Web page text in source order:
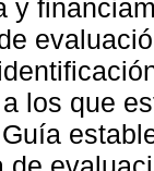
y
los que